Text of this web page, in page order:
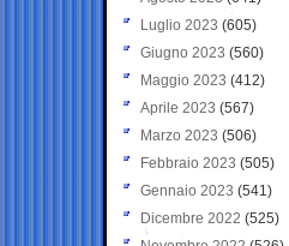
Luglio 2023 (605)
Giugno 2023 (560)
Maggio 2023 (412)
Aprile 2023 (567)
Marzo 2023 (506)
Febbraio 2023 (505)
Gennaio 2023 (541)
Dicembre 2022 (525)